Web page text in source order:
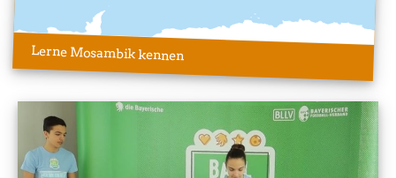
Lerne Mosambik kennen